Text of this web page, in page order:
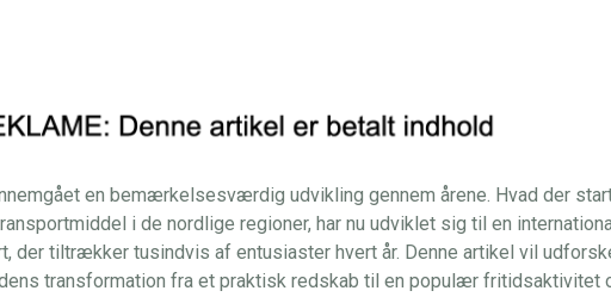
en bemærkelsesværdig udvikling gennem årene. Hvad der
i de nordlige regioner, har nu udviklet sig til en
der tiltrækker tusindvis af entusiaster hvert år. Denne artikel vil
transformation fra et praktisk redskab til en populær fritidsaktivitet